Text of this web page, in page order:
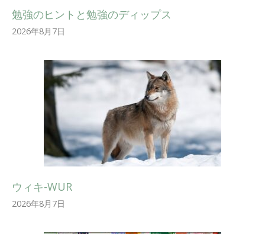
勉強のヒントと勉強のディップス
2026年8月7日
ウィキ-WUR
2026年8月7日